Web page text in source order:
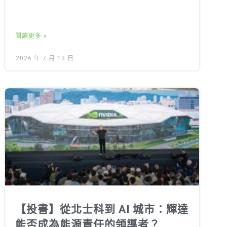
閱讀更多 »
2026 年 7 月 13 日
【投書】從北士科到 AI 城市：輝達
能否成為能源責任的領導者？